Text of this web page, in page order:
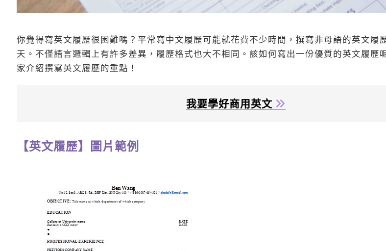
你覺得寫英文履歷很困難嗎？平常寫中文履歷可能就花費不少時間，撰寫非母語的英文履
天。不僅語言邏輯上有許多差異，履歷格式也大不相同。該如何寫出一份優質的英文履歷
家介紹撰寫英文履歷的重點！
我要學好商用英文
【英文履歷】圖片範例